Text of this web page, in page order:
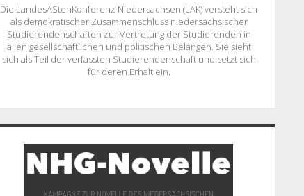
Die LandesAStenKonferenz Niedersachsen (LAK) versteht sich
als demokratischer Zusammenschluss niedersächsischer
Studierendenschaften zur Vertretung der Studierenden in
allen gesellschaftlichen und politischen Belangen. Sie sieht
sich als Teil der verfassten Studierendenschaft und setzt sich
für deren Erhalt ein.